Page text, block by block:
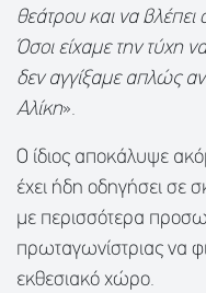
θεάτρου και να βλέπει
Όσοι είχαμε την τύχη
δεν αγγίξαμε απλώς
Αλίκη».
Ο ίδιος αποκάλυψε
έχει ήδη οδηγήσει σε
με περισσότερα
πρωταγωνίστριας να
εκθεσιακό χώρο.